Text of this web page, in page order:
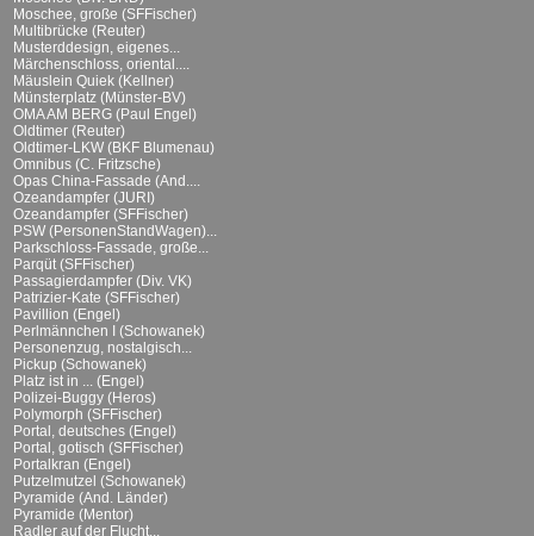
Moschee, große (SFFischer)
Multibrücke (Reuter)
Musterddesign, eigenes...
Märchenschloss, oriental....
Mäuslein Quiek (Kellner)
Münsterplatz (Münster-BV)
OMA AM BERG (Paul Engel)
Oldtimer (Reuter)
Oldtimer-LKW (BKF Blumenau)
Omnibus (C. Fritzsche)
Opas China-Fassade (And....
Ozeandampfer (JURI)
Ozeandampfer (SFFischer)
PSW (PersonenStandWagen)...
Parkschloss-Fassade, große...
Parqüt (SFFischer)
Passagierdampfer (Div. VK)
Patrizier-Kate (SFFischer)
Pavillion (Engel)
Perlmännchen I (Schowanek)
Personenzug, nostalgisch...
Pickup (Schowanek)
Platz ist in ... (Engel)
Polizei-Buggy (Heros)
Polymorph (SFFischer)
Portal, deutsches (Engel)
Portal, gotisch (SFFischer)
Portalkran (Engel)
Putzelmutzel (Schowanek)
Pyramide (And. Länder)
Pyramide (Mentor)
Radler auf der Flucht...